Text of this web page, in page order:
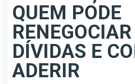
QUEM PODE
RENEGOCIAR
DÍVIDAS E
ADERIR